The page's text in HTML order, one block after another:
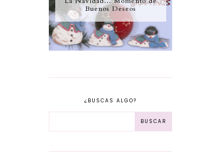
Buenos Deseos
¿BUSCAS ALGO?